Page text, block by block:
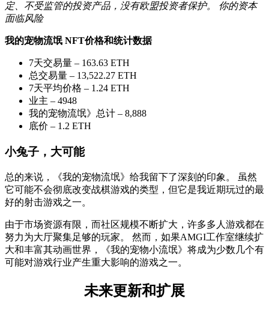
定、不受监管的投资产品，没有欧盟投资者保护。 你的资本
面临风险
我的宠物流氓 NFT价格和统计数据
7天交易量 – 163.63 ETH
总交易量 – 13,522.27 ETH
7天平均价格 – 1.24 ETH
业主 – 4948
我的宠物流氓》总计 – 8,888
底价 – 1.2 ETH
小兔子，大可能
总的来说，《我的宠物流氓》给我留下了深刻的印象。 虽然
它可能不会彻底改变战棋游戏的类型，但它是我近期玩过的最
好的射击游戏之一。
由于市场资源有限，而社区规模不断扩大，许多多人游戏都在
努力为大厅聚集足够的玩家。 然而，如果AMGI工作室继续扩
大和丰富其动画世界，《我的宠物小流氓》将成为少数几个有
可能对游戏行业产生重大影响的游戏之一。
未来更新和扩展